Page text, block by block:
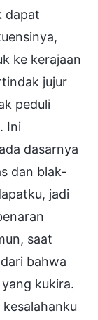
dapat
ke kerajaan
jujur
peduli
Ini
dasarnya
dan blak-
jadi
saat
bahwa
kukira.